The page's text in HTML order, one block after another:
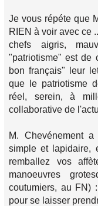
Je vous répéte que
RIEN à voir avec ce
chefs aigris,
"patriotisme" est de
bon français" leur
que le patriotisme
réel, serein, à
collaborative de
M. Chevénement
simple et lapidaire,
remballez vos
manoeuvres
coutumiers, au FN)
pour se laisser